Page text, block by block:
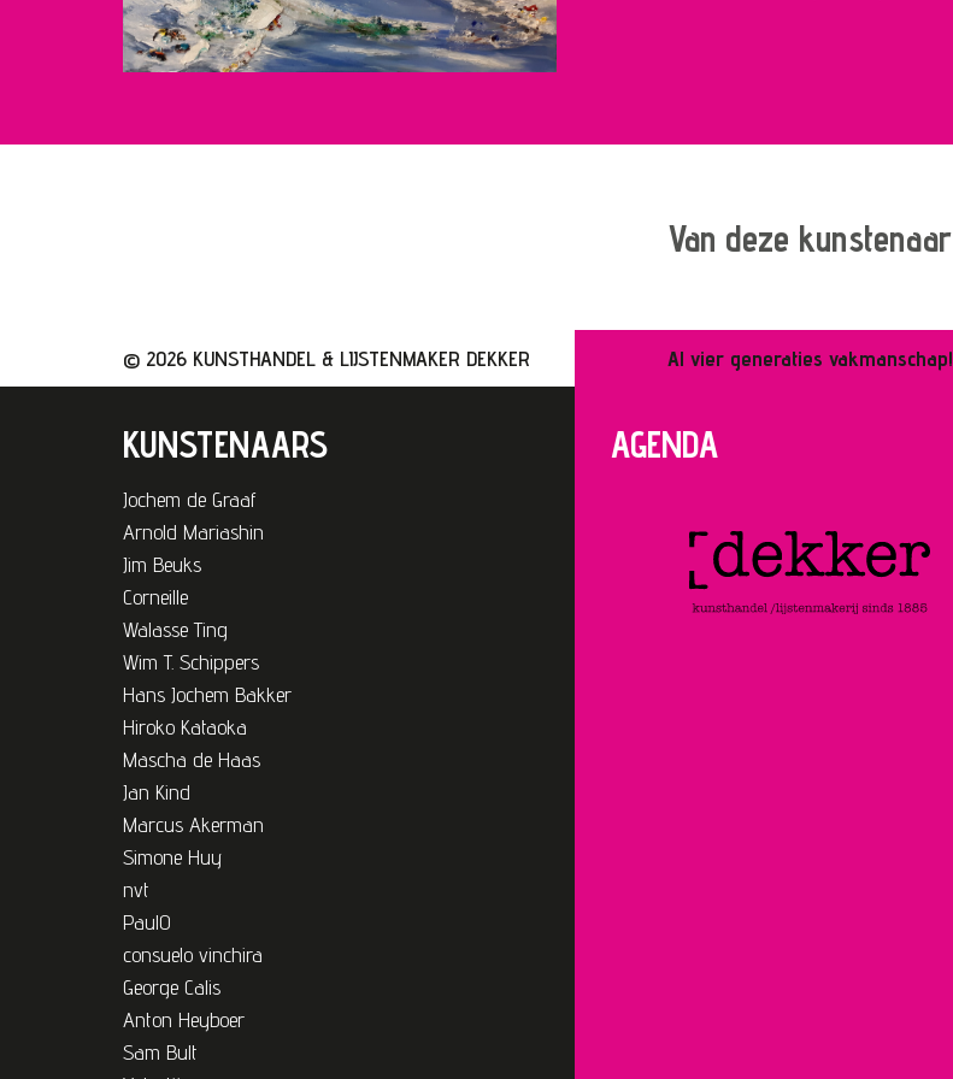
Van deze kunstenaar
© 2026 KUNSTHANDEL & LIJSTENMAKER DEKKER Al vier generaties vakmanschap!
KUNSTENAARS
Jochem de Graaf
Arnold Mariashin
Jim Beuks
Corneille
Walasse Ting
Wim T. Schippers
Hans Jochem Bakker
Hiroko Kataoka
Mascha de Haas
Jan Kind
Marcus Akerman
Simone Huy
nvt
PaulO
consuelo vinchira
George Calis
Anton Heyboer
Sam Bult
AGENDA